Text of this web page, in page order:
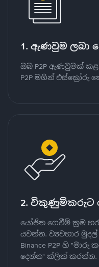
1. ඇණවුම ලබා
ඔබ P2P ඇණවුමක් කළ
P2P මගින් එස්ක්‍රෝරු
2. විකුණුම්කරුට
යෝජිත ගෙවීම් ක්‍රම
යවන්න. ව්‍යවහාර
Binance P2P හි
දෙන්න" ක්ලික් කරන්න.